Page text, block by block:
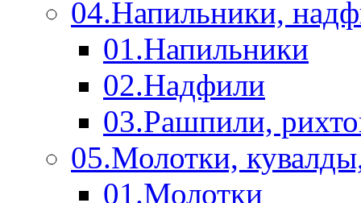
04.Напильники,
01.Напильники
02.Надфили
03.Рашпили,
05.Молотки,
01.Молотки